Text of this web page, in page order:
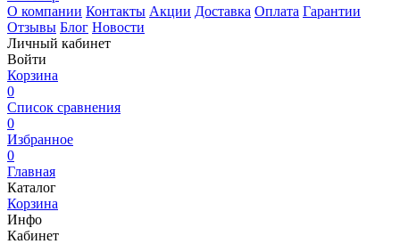
О компании Контакты Акции Доставка Оплата Гарантии
Отзывы Блог Новости
Личный кабинет
Войти
Корзина
0
Список сравнения
0
Избранное
0
Главная
Каталог
Корзина
Инфо
Кабинет